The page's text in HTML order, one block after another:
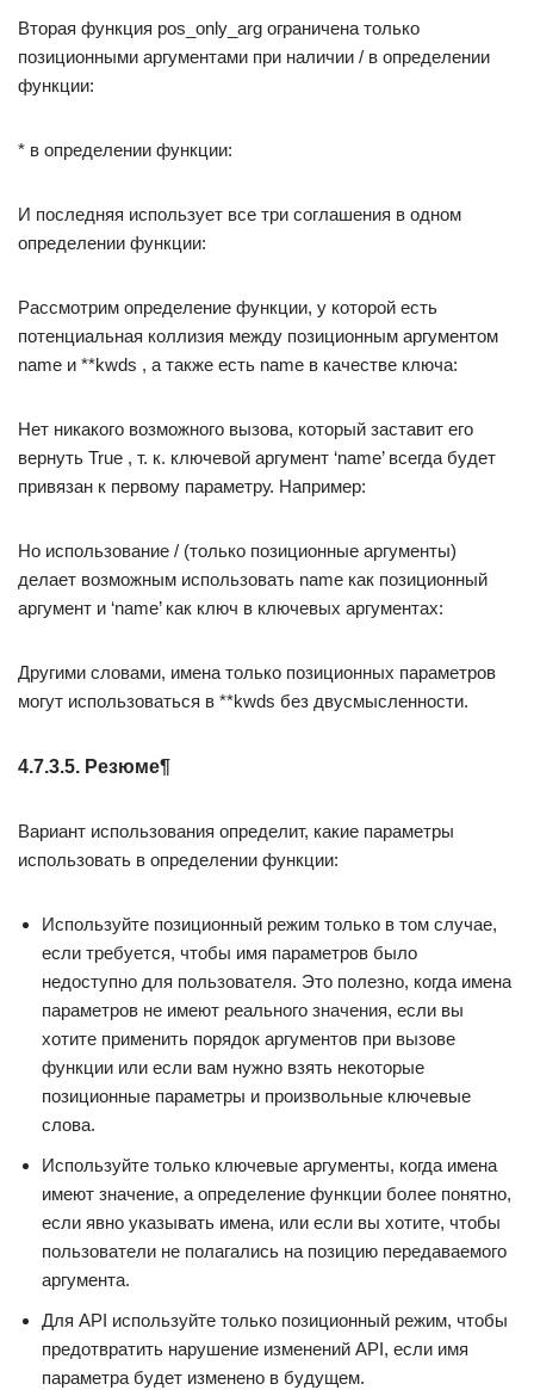
Вторая функция pos_only_arg ограничена только
позиционными аргументами при наличии / в определении
функции:
* в определении функции:
И последняя использует все три соглашения в одном
определении функции:
Рассмотрим определение функции, у которой есть
потенциальная коллизия между позиционным аргументом
name и **kwds , а также есть name в качестве ключа:
Нет никакого возможного вызова, который заставит его
вернуть True , т. к. ключевой аргумент ‘name’ всегда будет
привязан к первому параметру. Например:
Но использование / (только позиционные аргументы)
делает возможным использовать name как позиционный
аргумент и ‘name’ как ключ в ключевых аргументах:
Другими словами, имена только позиционных параметров
могут использоваться в **kwds без двусмысленности.
4.7.3.5. Резюме¶
Вариант использования определит, какие параметры
использовать в определении функции:
Используйте позиционный режим только в том случае,
если требуется, чтобы имя параметров было
недоступно для пользователя. Это полезно, когда имена
параметров не имеют реального значения, если вы
хотите применить порядок аргументов при вызове
функции или если вам нужно взять некоторые
позиционные параметры и произвольные ключевые
слова.
Используйте только ключевые аргументы, когда имена
имеют значение, а определение функции более понятно,
если явно указывать имена, или если вы хотите, чтобы
пользователи не полагались на позицию передаваемого
аргумента.
Для API используйте только позиционный режим, чтобы
предотвратить нарушение изменений API, если имя
параметра будет изменено в будущем.